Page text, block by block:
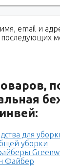
email и
последующих
для
уборки
Файбер